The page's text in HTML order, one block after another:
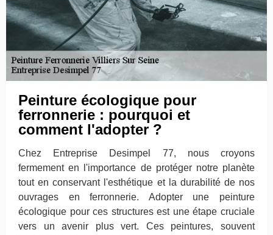
Peinture écologique pour
ferronnerie : pourquoi et
comment l'adopter ?
Chez Entreprise Desimpel 77, nous croyons
fermement en l'importance de protéger notre planète
tout en conservant l'esthétique et la durabilité de nos
ouvrages en ferronnerie. Adopter une peinture
écologique pour ces structures est une étape cruciale
vers un avenir plus vert. Ces peintures, souvent